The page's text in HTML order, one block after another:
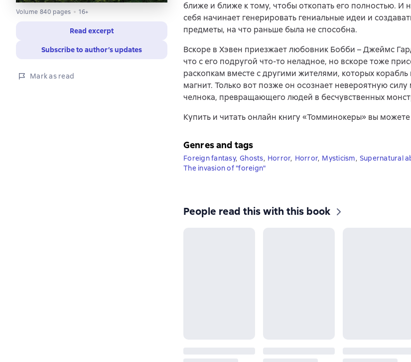
Volume 840 pages 16+
Read excerpt
Subscribe to author’s updates
Mark as read
ближе и ближе к тому, чтобы откопать его полностью. И
себя начинает генерировать гениальные идеи и
предметы, на что раньше была не способна.
Вскоре в Хэвен приезжает любовник Бобби – Джеймс
что с его подругой что-то неладное, но вскоре тоже
раскопкам вместе с другими жителями, которых корабль
магнит. Только вот позже он осознает невероятную
челнока, превращающего людей в бесчувственных
Купить и читать онлайн книгу «Томминокеры» вы
Genres and tags
Foreign fantasy, Ghosts, Horror, Horror, Mysticism, Supernatural
The invasion of "foreign"
People read this with this book